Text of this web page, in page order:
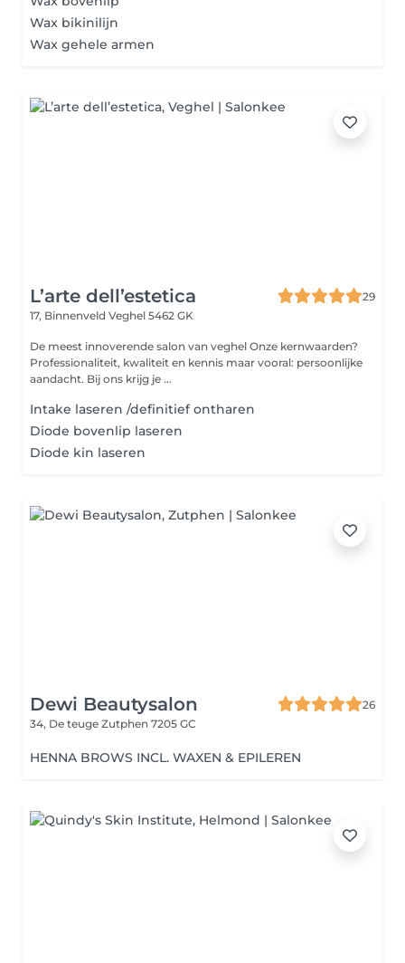
Wax bikinilijn
Wax gehele armen
L’arte dell’estetica
29
17, Binnenveld Veghel 5462 GK
De meest innoverende salon van veghel Onze kernwaarden?
Professionaliteit, kwaliteit en kennis maar vooral: persoonlijke
aandacht. Bij ons krijg je ...
Intake laseren /definitief ontharen
Diode bovenlip laseren
Diode kin laseren
Dewi Beautysalon
26
34, De teuge Zutphen 7205 GC
HENNA BROWS INCL. WAXEN & EPILEREN